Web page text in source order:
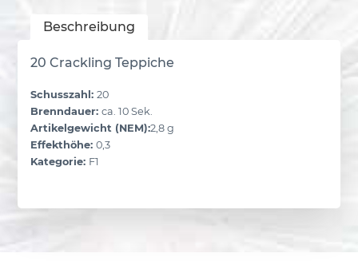
Beschreibung
20 Crackling Teppiche
Schusszahl:20
Brenndauer:ca. 10 Sek.
Artikelgewicht (NEM):2,8 g
Effekthöhe:0,3
Kategorie: F1